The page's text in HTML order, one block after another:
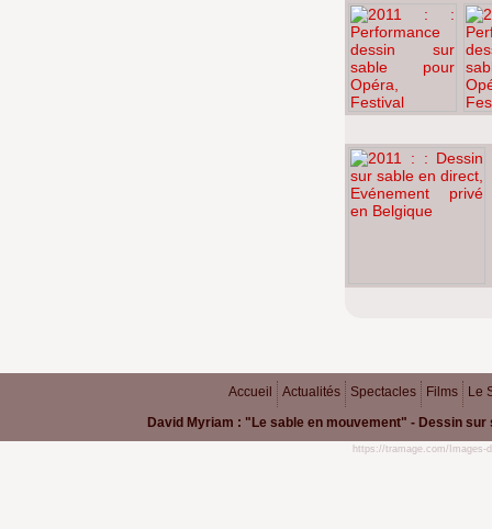
Accueil Actualités Spectacles Films
Le
David Myriam : "Le sable en mouvement" - Dessin sur
https://tramage.com/Images-